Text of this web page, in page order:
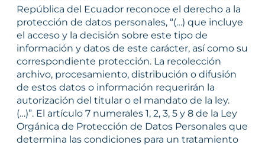
República del Ecuador reconoce el derecho a la
protección de datos personales, “(…) que incluye
el acceso y la decisión sobre este tipo de
información y datos de este carácter, así como su
correspondiente protección. La recolección
archivo, procesamiento, distribución o difusión
de estos datos o información requerirán la
autorización del titular o el mandato de la ley.
(…)”. El artículo 7 numerales 1, 2, 3, 5 y 8 de la Ley
Orgánica de Protección de Datos Personales que
determina las condiciones para un tratamiento